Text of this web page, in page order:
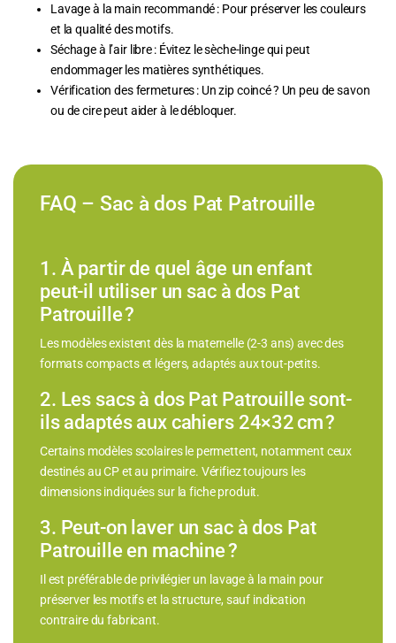
Lavage à la main recommandé : Pour préserver les couleurs
et la qualité des motifs.
Séchage à l’air libre : Évitez le sèche-linge qui peut
endommager les matières synthétiques.
Vérification des fermetures : Un zip coincé ? Un peu de savon
ou de cire peut aider à le débloquer.
FAQ – Sac à dos Pat Patrouille
1. À partir de quel âge un enfant
peut-il utiliser un sac à dos Pat
Patrouille ?
Les modèles existent dès la maternelle (2-3 ans) avec des
formats compacts et légers, adaptés aux tout-petits.
2. Les sacs à dos Pat Patrouille sont-
ils adaptés aux cahiers 24×32 cm ?
Certains modèles scolaires le permettent, notamment ceux
destinés au CP et au primaire. Vérifiez toujours les
dimensions indiquées sur la fiche produit.
3. Peut-on laver un sac à dos Pat
Patrouille en machine ?
Il est préférable de privilégier un lavage à la main pour
préserver les motifs et la structure, sauf indication
contraire du fabricant.